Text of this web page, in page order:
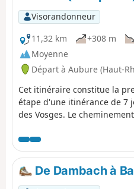
Ribeauvillé, terme de ces 20
Visorandonneur
11,32 km
+308 m
Moyenne
Départ à Aubure (Haut-
Cet itinéraire constitue la
étape d'une itinérance de 7
des Vosges. Le
excellent, est constitué de
figurent un logo VTT
la mention TMV (Traversée
De Dambach à